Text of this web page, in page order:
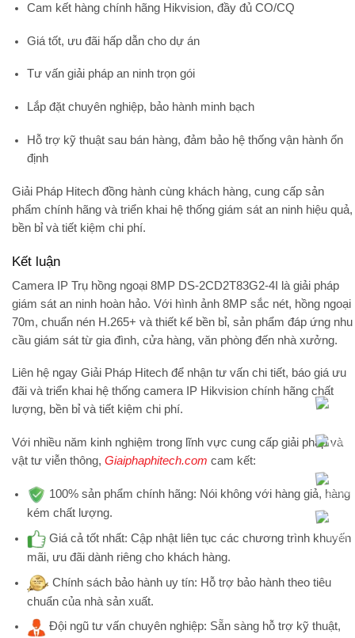
Cam kết hàng chính hãng Hikvision, đầy đủ CO/CQ
Giá tốt, ưu đãi hấp dẫn cho dự án
Tư vấn giải pháp an ninh trọn gói
Lắp đặt chuyên nghiệp, bảo hành minh bạch
Hỗ trợ kỹ thuật sau bán hàng, đảm bảo hệ thống vận hành ổn
định
Giải Pháp Hitech đồng hành cùng khách hàng, cung cấp sản
phẩm chính hãng và triển khai hệ thống giám sát an ninh hiệu quả,
bền bỉ và tiết kiệm chi phí.
Kết luận
Camera IP Trụ hồng ngoại 8MP DS-2CD2T83G2-4I là giải pháp
giám sát an ninh hoàn hảo. Với hình ảnh 8MP sắc nét, hồng ngoại
70m, chuẩn nén H.265+ và thiết kế bền bỉ, sản phẩm đáp ứng nhu
cầu giám sát từ gia đình, cửa hàng, văn phòng đến nhà xưởng.
Liên hệ ngay Giải Pháp Hitech để nhận tư vấn chi tiết, báo giá ưu
đãi và triển khai hệ thống camera IP Hikvision chính hãng chất
lượng, bền bỉ và tiết kiệm chi phí.
Với nhiều năm kinh nghiệm trong lĩnh vực cung cấp giải pháp và
vật tư viễn thông, Giaiphaphitech.com cam kết:
100% sản phẩm chính hãng: Nói không với hàng giả, hàng
kém chất lượng.
Giá cả tốt nhất: Cập nhật liên tục các chương trình khuyến
mãi, ưu đãi dành riêng cho khách hàng.
Chính sách bảo hành uy tín: Hỗ trợ bảo hành theo tiêu
chuẩn của nhà sản xuất.
Đội ngũ tư vấn chuyên nghiệp: Sẵn sàng hỗ trợ kỹ thuật,